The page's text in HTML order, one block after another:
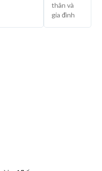
thân và
gia đình